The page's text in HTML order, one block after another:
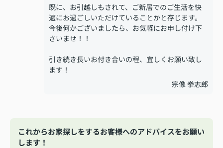
既に、お引越しもされて、ご新居でのご生活を快
適にお過ごしいただけていることかと存じます。
今後何かございましたら、お気軽にお申し付け下
さいませ！！
引き続き長いお付き合いの程、宜しくお願い致し
ます！
宗像 拳志郎
これからお家探しをするお客様へのアドバイスをお願い
します！